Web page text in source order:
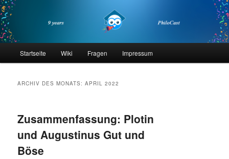
Zum
primären
Inhalt
springen
Zum
sekundären
Inhalt
springenphilocast
Startseite Wiki Fragen Impressum
ARCHIV DES MONATS:APRIL 2022
Zusammenfassung: Plotin
und Augustinus Gut und
Böse